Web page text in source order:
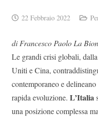
22 Febbraio 2022
di Francesco Paolo La
Le grandi crisi globali,
Uniti e Cina,
contemporaneo e
rapida evoluzione. L’Italia
una posizione complessa